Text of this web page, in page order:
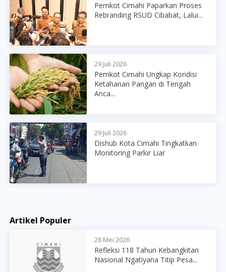
Pemkot Cimahi Paparkan Proses
Rebranding RSUD Cibabat, Lalui...
29 Juli 2026
Pemkot Cimahi Ungkap Kondisi
Ketahanan Pangan di Tengah
Anca...
29 Juli 2026
Dishub Kota Cimahi Tingkatkan
Monitoring Parkir Liar
Artikel Populer
28 Mei 2026
Refleksi 118 Tahun Kebangkitan
Nasional Ngatiyana Titip Pesa...